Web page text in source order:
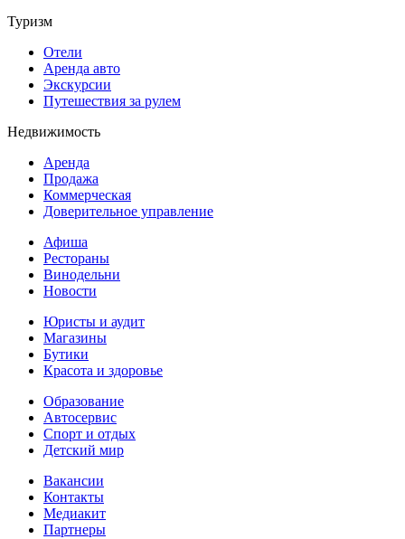
Туризм
Отели
Аренда авто
Экскурсии
Путешествия за рулем
Недвижимость
Аренда
Продажа
Коммерческая
Доверительное управление
Афиша
Рестораны
Винодельни
Новости
Юристы и аудит
Магазины
Бутики
Красота и здоровье
Образование
Автосервис
Спорт и отдых
Детский мир
Вакансии
Контакты
Медиакит
Партнеры